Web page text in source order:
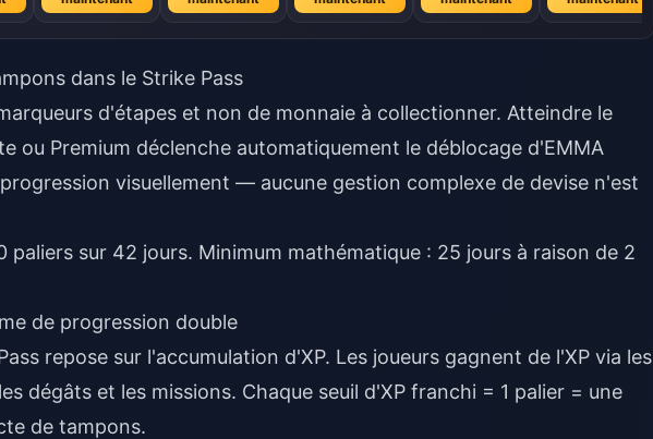
dans le Strike Pass
d'étapes et non de monnaie à collectionner. Atteindre le
ou Premium déclenche automatiquement le déblocage d'EMMA
visuellement — aucune gestion complexe de devise n'est
paliers sur 42 jours. Minimum mathématique : 25 jours à raison de 2
de progression double
repose sur l'accumulation d'XP. Les joueurs gagnent de l'XP via les
dégâts et les missions. Chaque seuil d'XP franchi = 1 palier = une
de tampons.